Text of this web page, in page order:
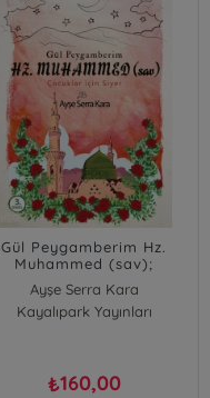
Gül Peygamberim Hz.
Muhammed (sav);
Ayşe Serra Kara
Kayalıpark Yayınları
₺160,00